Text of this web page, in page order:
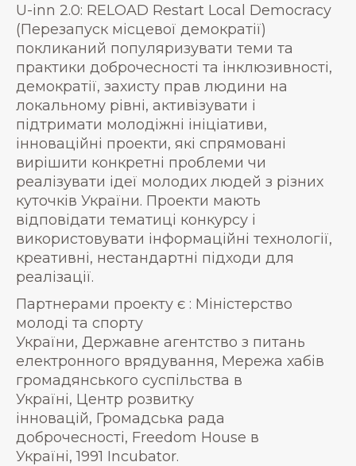
U-inn 2.0: RELOAD Restart Local Democracy
(Перезапуск місцевої демократії)
покликаний популяризувати теми та
практики доброчесності та інклюзивності,
демократії, захисту прав людини на
локальному рівні, активізувати і
підтримати молодіжні ініціативи,
інноваційні проекти, які спрямовані
вирішити конкретні проблеми чи
реалізувати ідеї молодих людей з різних
куточків України. Проекти мають
відповідати тематиці конкурсу і
використовувати інформаційні технології,
креативні, нестандартні підходи для
реалізації.
Партнерами проекту є : Міністерство
молоді та спорту
України, Державне агентство з питань
електронного врядування, Мережа хабів
громадянського суспільства в
Україні, Центр розвитку
інновацій, Громадська рада
доброчесності, Freedom House в
Україні, 1991 Incubator.